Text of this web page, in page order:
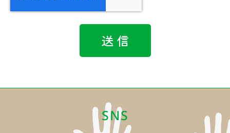
送 信
SNS